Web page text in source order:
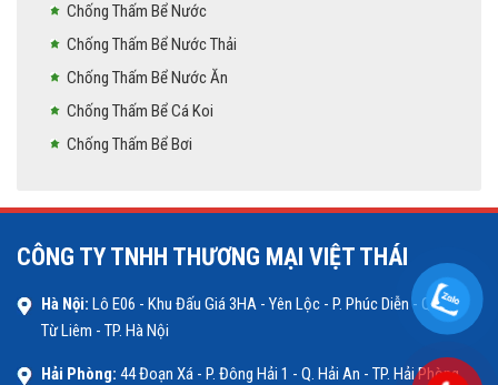
Chống Thấm Bể Nước
Chống Thấm Bể Nước Thải
Chống Thấm Bể Nước Ăn
Chống Thấm Bể Cá Koi
Chống Thấm Bể Bơi
CÔNG TY TNHH THƯƠNG MẠI VIỆT THÁI
Hà Nội: Lô E06 - Khu Đấu Giá 3HA - Yên Lộc - P. Phúc Diễn - Q. Bắc
Từ Liêm - TP. Hà Nội
Hải Phòng: 44 Đoạn Xá - P. Đông Hải 1 - Q. Hải An - TP. Hải Phòng